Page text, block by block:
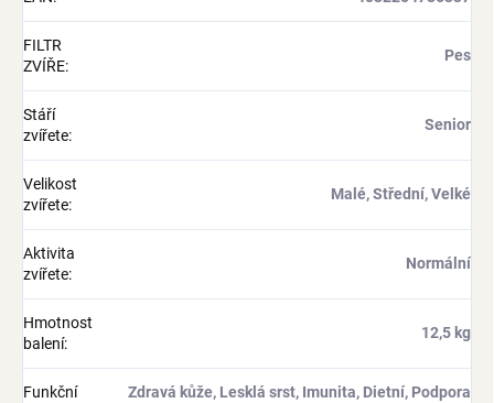
FILTR
ZVÍŘE:
Pes
Stáří
zvířete:
Senior
Velikost
zvířete:
Malé, Střední, Velké
Aktivita
zvířete:
Normální
Hmotnost
balení:
12,5 kg
Funkční
Zdravá kůže, Lesklá srst, Imunita, Dietní, Podpora